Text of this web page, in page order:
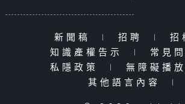
新聞稿 | 招聘 | 招
知識產權告示
| 常見
私隱政策
| 無障礙播
其他語言內容
|